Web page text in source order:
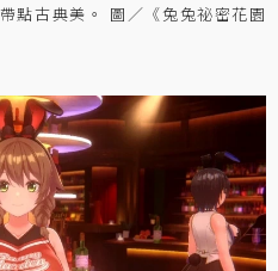
點古典美。 圖／《兔兔祕密花園